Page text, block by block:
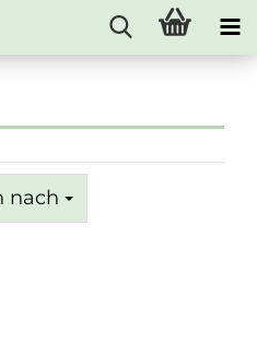
nach
nach